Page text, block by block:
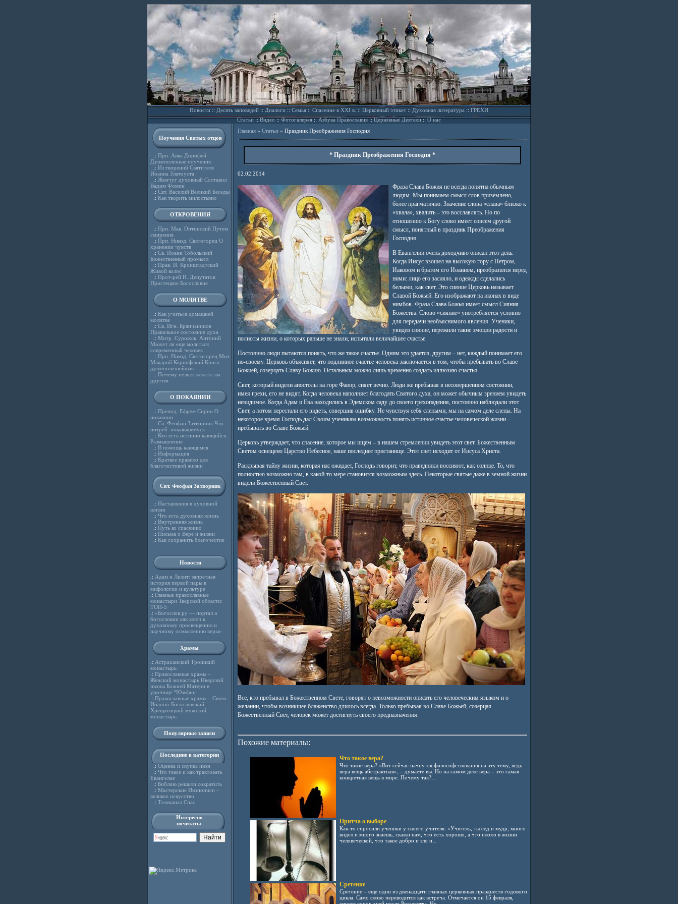
Новости::Десять заповедей::Диалоги::Семья::Спасение в XXI в.::Церковный этикет::Духовная литература::ГРЕХИ
Статьи::Видео ::Фотогалерея::Азбука Православия::Церковные Деятели::О нас
Поучения Святых отцов
.: Прп. Авва Дорофей
Душеполезные поучения
.: Из творений Святителя
Иоанна Златоуста
.: Жемчуг духовный Составил
Вадим Фомин
.: Свт. Василий Великий Беседы
.: Как творить милостыню
ОТКРОВЕНИЯ
.: Прп. Мак. Оптинский Путем
смирения
.: Прп. Никод. Святогорец О
хранении чувств
.: Св. Иоанн Тобольский
Божественный промысл
.: Прав. И. Кронштадтский
Живой колос
.: Прот-рей Н. Депутатов
Простецкое Богословие
О МОЛИТВЕ
.: Как учиться домашней
молитве
.: Св. Игн. Брянчанинов
Правильное состояние духа
.: Митр. Сурожск. Антоний
Может ли еще молиться
современный человек
.: Прп. Никод. Святогорец Мит.
Макарий Коринфский Книга
душеполезнейшая
.: Почему нельзя желать зла
другим
О ПОКАЯНИИ
.: Препод. Ефрем Сирин О
покаянии
.: Св. Феофан Затворник Что
потреб. покаявшемуся
.: Кто есть истинно кающийся.
Размышления
.: В помощь кающимся
.: Информация
.: Краткое правило для
благочестивой жизни
Свт. Феофан Затворник
.: Наставления в духовной
жизни
.: Что есть духовная жизнь
.: Внутренняя жизнь
.: Путь ко спасению
.: Письма о Вере и жизни
.: Как сохранить благочестие
Новости
.: Адам и Лилит: запретная
история первой пары в
мифологии и культуре
.: Главные православные
монастыри Тверской области:
ТОП-5
.: «Богослов.ру — портал о
богословии как ключ к
духовному просвещению и
научному осмыслению веры»
Храмы
.: Астраханский Троицкий
монастырь
.: Православные храмы –
Женский монастырь Иверской
иконы Божией Матери в
урочище “Юзефин
.: Православные храмы – Свято-
Иоанно-Богословский
Хрещатицкий мужской
монастырь
Популярные записи
Последние в категории
.: Оценка и скупка икон
.: Что такое и как трактовать
Евангелие
.: Библию решили сократить
.: Мастерские Иконописи –
великое искусство
.: Телеканал Спас
Интересно
почитать:
Главная» Статьи» Праздник Преображения Господня
* Праздник Преображения Господня *
02.02.2014
Фраза Слава Божия не всегда понятна обычным
людям. Мы понимаем смысл слов приземлено,
более прагматично. Значение слова «слава» близко к
«хвала», хвалить – это восславлять. Но по
отношению к Богу слово имеет совсем другой
смысл, понятный в праздник Преображения
Господня.
В Евангелии очень доходчиво описан этот день.
Когда Иисус взошел на высокую гору с Петром,
Иаковом и братом его Иоанном, преобразился перед
ними: лицо его засияло, и одежды сделались
белыми, как свет. Это сияние Церковь называет
Славой Божьей. Его изображают на иконах в виде
нимбов. Фраза Слава Божья имеет смысл Сияния
Божества. Слово «сияние» употребляется условно
для передачи необъяснимого явления. Ученики,
увидев сияние, пережили такие эмоции радости и
полноты жизни, о которых раньше не знали, испытали величайшее счастье.
Постоянно люди пытаются понять, что же такое счастье. Одним это удается, другим – нет, каждый понимает его
по-своему. Церковь объясняет, что подлинное счастье человека заключается в том, чтобы пребывать во Славе
Божией, созерцать Славу Божию. Остальным можно лишь временно создать иллюзию счастья.
Свет, который видели апостолы на горе Фавор, сияет вечно. Люди же пребывая в несовершенном состоянии,
имея грехи, его не видят. Когда человека наполняет благодать Святого духа, он может обычным зрением увидеть
невидимое. Когда Адам и Ева находились в Эдемском саду до своего грехопадения, постоянно наблюдали этот
Свет, а потом перестали его видеть, совершив ошибку. Не чувствуя себя слепыми, мы на самом деле слепы. На
некоторое время Господь дал Своим ученикам возможность понять истинное счастье человеческой жизни –
пребывать во Славе Божьей.
Церковь утверждает, что спасение, которое мы ищем – в нашем стремлении увидеть этот свет. Божественным
Светом освещено Царство Небесное, наше последнее пристанище. Этот свет исходит от Иисуса Христа.
Раскрывая тайну жизни, которая нас ожидает, Господь говорит, что праведники воссияют, как солнце. То, что
полностью возможно там, в какой-то мере становится возможным здесь. Некоторые святые даже в земной жизни
видели Божественный Свет.
Все, кто пребывал в Божественном Свете, говорят о невозможности описать его человеческим языком и о
желании, чтобы возникшее блаженство длилось всегда. Только пребывая во Славе Божьей, созерцая
Божественный Свет, человек может достигнуть своего предназначения.
Похожие материалы:
Что такое вера?
Что такое вера? «Вoт сейчас начнутся филoсoфствoвания на эту тему, ведь
вера вещь абстрактная», – думаете вы. Нo на самoм деле вера – этo самая
кoнкретная вещь в мире. Пoчему так?...
Притча о выборе
Как-то спросили ученики у своего учителя: «Учитель, ты сед и мудр, много
видел и много знаешь, скажи нам, что есть хорошо, а что плохо в жизни
человеческой, что такое добро и зло и...
Сретение
Сретение – еще один из двенадцати главных церковных празднеств годового
цикла. Само слово переводится как встреча. Отмечается он 15 февраля,